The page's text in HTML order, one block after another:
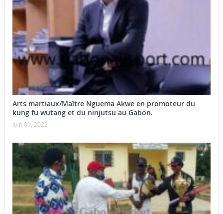
Arts martiaux/Maître Nguema Akwe en promoteur du
kung fu wutang et du ninjutsu au Gabon.
juin 01, 2022